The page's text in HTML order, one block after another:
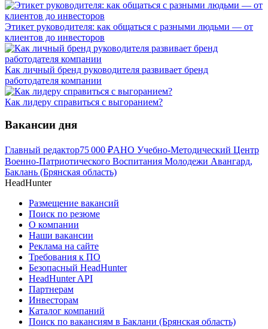
Этикет руководителя: как общаться с разными людьми — от
клиентов до инвесторов
Как личный бренд руководителя развивает бренд
работодателя компании
Как лидеру справиться с выгоранием?
Вакансии дня
Главный редактор75 000 ₽АНО Учебно-Методический Центр
Военно-Патриотического Воспитания Молодежи Авангард,
Баклань (Брянская область)
HeadHunter
Размещение вакансий
Поиск по резюме
О компании
Наши вакансии
Реклама на сайте
Требования к ПО
Безопасный HeadHunter
HeadHunter API
Партнерам
Инвесторам
Каталог компаний
Поиск по вакансиям в Баклани (Брянская область)